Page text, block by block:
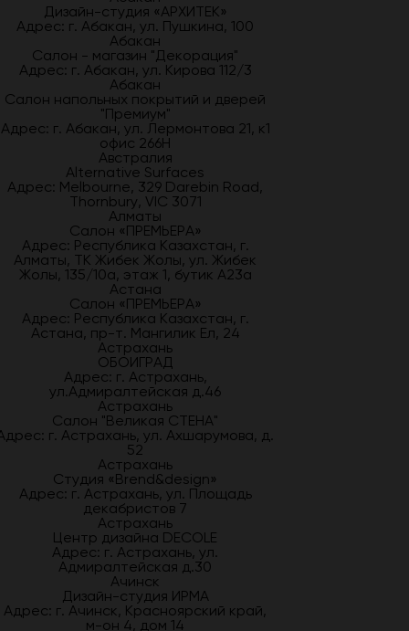
Дизайн-студия «АРХИТЕК»
Адрес: г. Абакан, ул. Пушкина, 100
Абакан
Салон - магазин "Декорация"
Адрес: г. Абакан, ул. Кирова 112/3
Абакан
Салон напольных покрытий и дверей
"Премиум"
Адрес: г. Абакан, ул. Лермонтова 21, к1
офис 266Н
Австралия
Alternative Surfaces
Адрес: Melbourne, 329 Darebin Road,
Thornbury, VIC 3071
Алматы
Салон «ПРЕМЬЕРА»
Адрес: Республика Казахстан, г.
Алматы, ТК Жибек Жолы, ул. Жибек
Жолы, 135/10а, этаж 1, бутик А23а
Астана
Салон «ПРЕМЬЕРА»
Адрес: Республика Казахстан, г.
Астана, пр-т. Мангилик Ел, 24
Астрахань
ОБОИГРАД
Адрес: г. Астрахань,
ул.Адмиралтейская д.46
Астрахань
Салон "Великая СТЕНА"
г. Астрахань, ул. Ахшарумова, д.
52
Астрахань
Студия «Brend&design»
Адрес: г. Астрахань, ул. Площадь
декабристов 7
Астрахань
Центр дизайна DECOLE
Адрес: г. Астрахань, ул.
Адмиралтейская д.30
Ачинск
Дизайн-студия ИРМА
Адрес: г. Ачинск, Красноярский край,
м-он 4, дом 14